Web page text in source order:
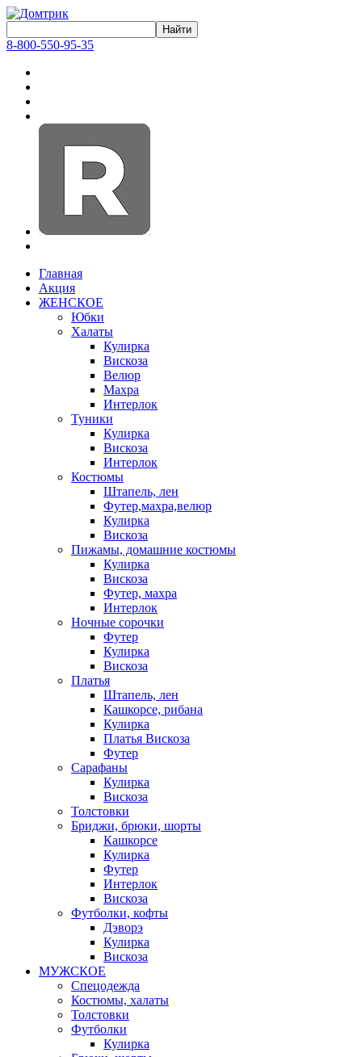
8-800-550-95-35
Главная
Акция
ЖЕНСКОЕ
Юбки
Халаты
Кулирка
Вискоза
Велюр
Махра
Интерлок
Туники
Кулирка
Вискоза
Интерлок
Костюмы
Штапель, лен
Футер,махра,велюр
Кулирка
Вискоза
Пижамы, домашние костюмы
Кулирка
Вискоза
Футер, махра
Интерлок
Ночные сорочки
Футер
Кулирка
Вискоза
Платья
Штапель, лен
Кашкорсе, рибана
Кулирка
Платья Вискоза
Футер
Сарафаны
Кулирка
Вискоза
Толстовки
Бриджи, брюки, шорты
Кашкорсе
Кулирка
Футер
Интерлок
Вискоза
Футболки, кофты
Дэворэ
Кулирка
Вискоза
МУЖСКОЕ
Спецодежда
Костюмы, халаты
Толстовки
Футболки
Кулирка